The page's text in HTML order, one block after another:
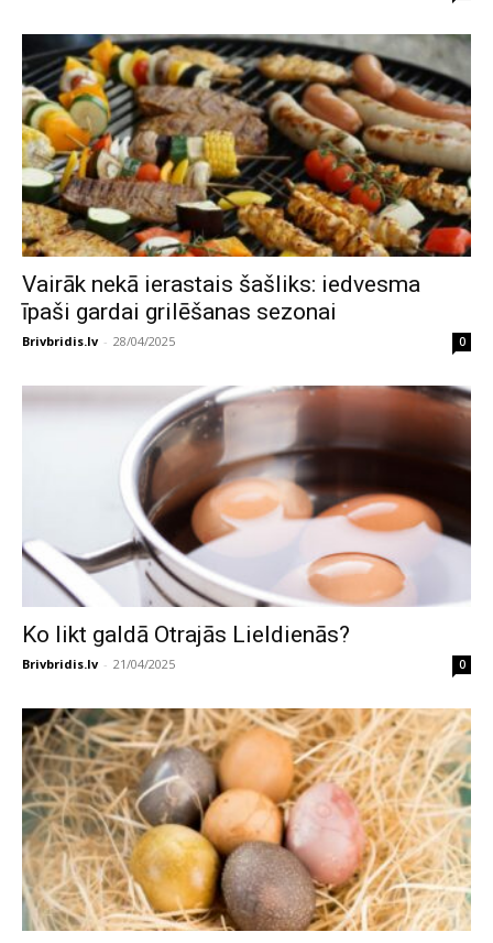
Vairāk nekā ierastais šašliks: iedvesma
īpaši gardai grilēšanas sezonai
Brivbridis.lv - 28/04/2025 0
Ko likt galdā Otrajās Lieldienās?
Brivbridis.lv - 21/04/2025 0